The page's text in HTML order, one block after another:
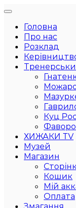
Головна
Про нас
Розклад
Куц
ХИЖАКИ TV
Музей
Магазин
Кошик
Мій
Оплата